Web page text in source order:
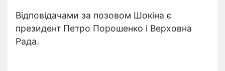
Відповідачами за позовом Шокіна є
президент Петро Порошенко і Верховна
Рада.